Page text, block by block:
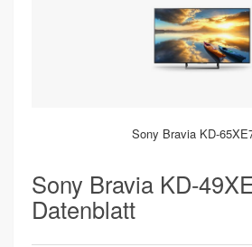
Sony Bravia KD-
Sony Bravia KD-
Datenblatt